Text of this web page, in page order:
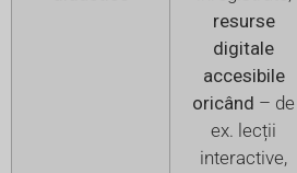
resurse
digitale
accesibile
oricând – de
ex. lecții
interactive,